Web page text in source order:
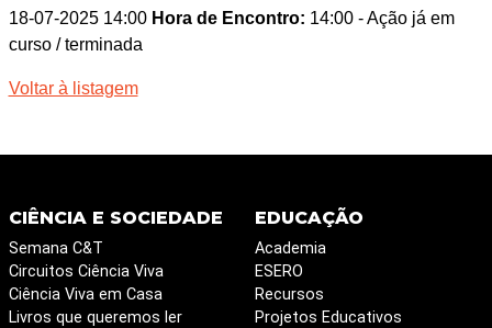
18-07-2025 14:00 Hora de Encontro: 14:00 - Ação já em
curso / terminada
Voltar à listagem
CIÊNCIA E SOCIEDADE
Semana C&T
Circuitos Ciência Viva
Ciência Viva em Casa
Livros que queremos ler
EDUCAÇÃO
Academia
ESERO
Recursos
Projetos Educativos